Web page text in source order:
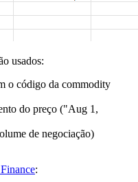
usados:
o código da commodity
do preço ("Aug 1,
de negociação)
: